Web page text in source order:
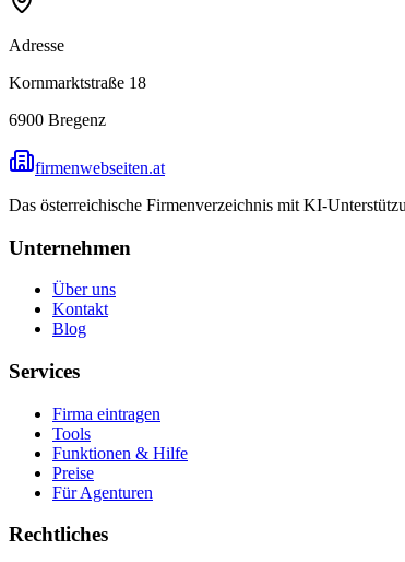
Adresse
Kornmarktstraße 18
6900 Bregenz
firmenwebseiten.at
Das österreichische Firmenverzeichnis mit KI-
Unternehmen
Über uns
Kontakt
Blog
Services
Firma eintragen
Tools
Funktionen & Hilfe
Preise
Für Agenturen
Rechtliches